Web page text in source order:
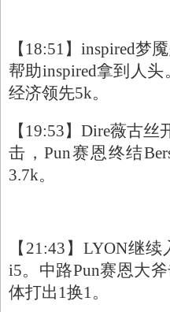
【18:51】inspired梦
帮助inspired拿到人
经济领先5k。
【19:53】Dire薇古
击，Pun赛恩终结
3.7k。
【21:43】LYON继
i5。中路Pun赛恩大
体打出1换1。